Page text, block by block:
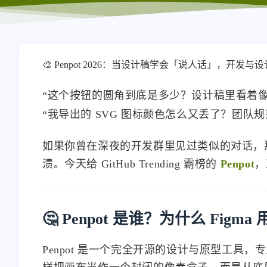
🎨 Penpot 2026：当设计稿学会「说人话」，开发与
“这个按钮的圆角到底是多少？设计稿里看着
“我导出的 SVG 图标颜色怎么又丢了？团队
如果你曾在深夜的开发群里见过类似的对话
溃。今天给 GitHub Trending 霸榜的 Penpot
🤔 Penpot 是谁？为什么 Figma
Penpot 是一个完全开源的设计与原型工具，